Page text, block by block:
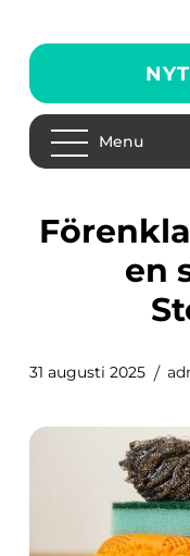
Menu
Förenkla vardagen med
en
31 augusti 2025